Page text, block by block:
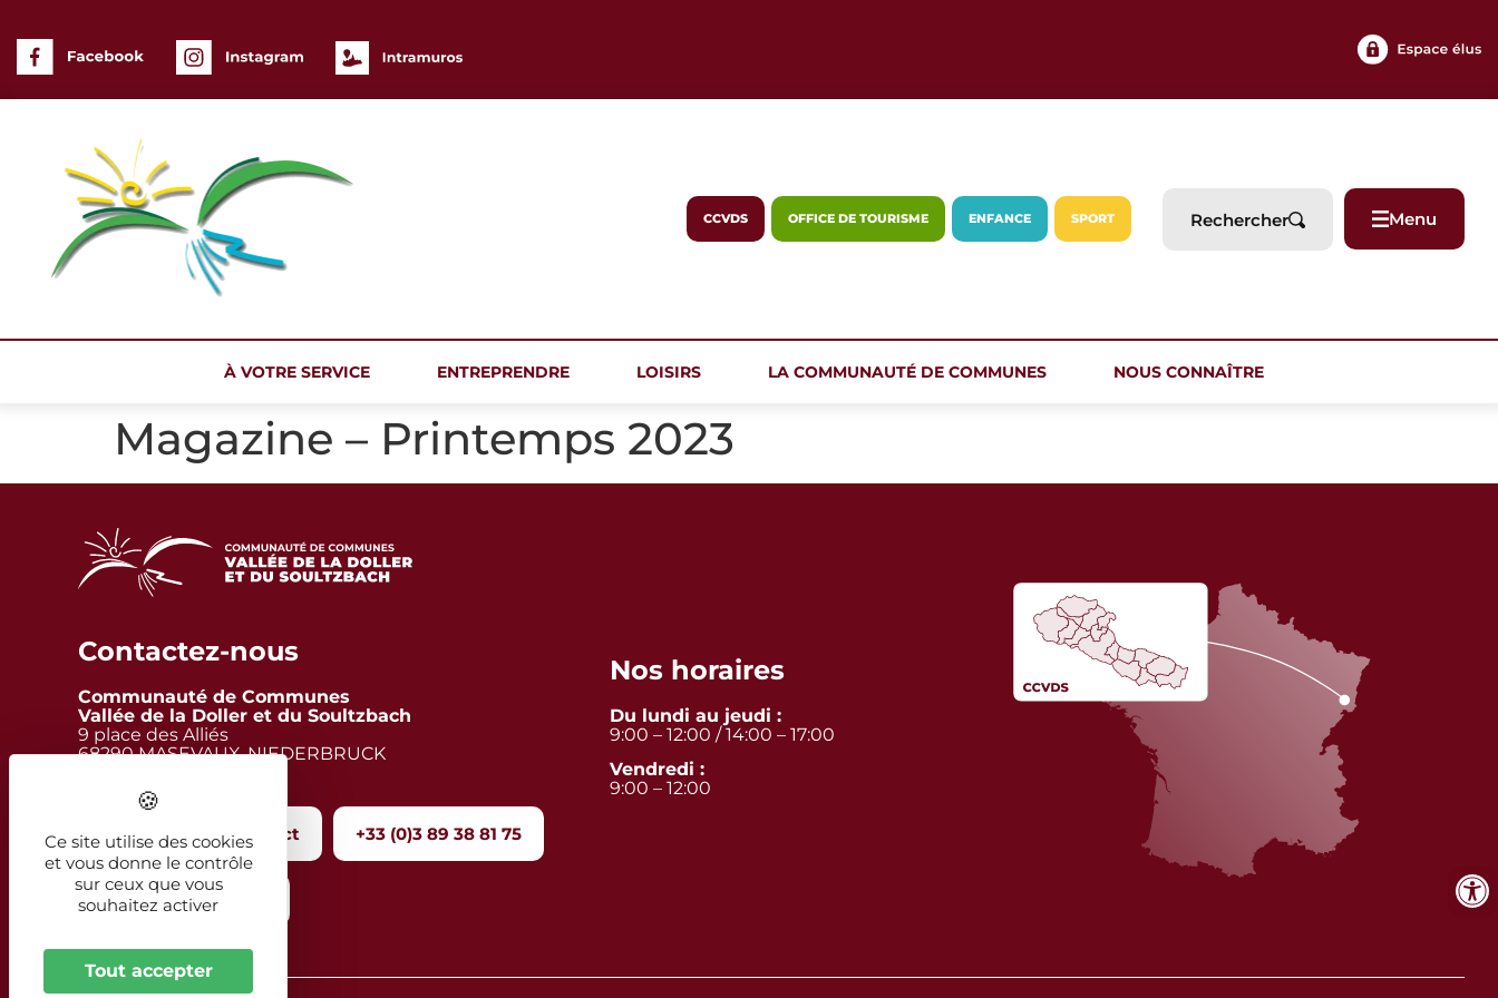
CCVDS OFFICE DE TOURISME ENFANCE SPORT Rechercher Menu
À VOTRE SERVICE ENTREPRENDRE LOISIRS LA COMMUNAUTÉ DE COMMUNES NOUS CONNAÎTRE
Magazine – Printemps 2023
Contactez-nous
Communauté de Communes
Vallée de la Doller et du Soultzbach
9 place des Alliés
68290 MASEVAUX-NIEDERBRUCK
Formulaire de contact +33 (0)3 89 38 81 75
Nos horaires
Du lundi au jeudi :
9:00 – 12:00 / 14:00 – 17:00
Vendredi :
9:00 – 12:00
Ce site utilise des cookies
et vous donne le contrôle
sur ceux que vous
souhaitez activer
Tout accepter